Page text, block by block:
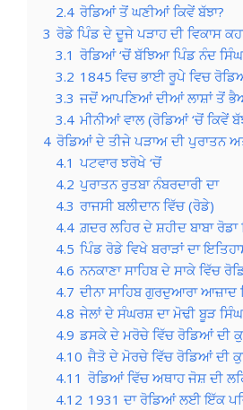
2.4 ਰੋਡਿਆਂ ਤੋਂ ਘਣੀਆਂ ਕਿਵੇਂ ਬੱਝਾ?
3 ਰੋਡੇ ਪਿੰਡ ਦੇ ਦੂਜੇ ਪੜਾਹ ਦੀ ਵਿਕਾਸ
3.1 ਰੋਡਿਆਂ ‘ਚੋਂ ਬੱਝਿਆ ਪਿੰਡ ਨੰਦ
3.2 1845 ਵਿਚ ਭਾਈ ਰੂਪੇ ਵਿਚ
3.3 ਜਦੋਂ ਆਪਣਿਆਂ ਦੀਆਂ ਲਾਸ਼ਾਂ ਤੋਂ
3.4 ਮੀਨੀਆਂ ਵਾਲ (ਰੋਡਿਆਂ ‘ਚੋਂ ਕਿਵੇਂ
4 ਰੋਡਿਆਂ ਦੇ ਤੀਜੇ ਪੜਾਅ ਦੀ ਪੁਰਾਤਨ
4.1 ਪਟਵਾਰ ਝਰੋਖੇ ‘ਚੋਂ
4.2 ਪੁਰਾਤਨ ਰੁਤਬਾ ਨੰਬਰਦਾਰੀ ਦਾ
4.3 ਰਾਜਸੀ ਬਲੀਦਾਨ ਵਿੱਚ (ਰੋਡੇ)
4.4 ਗ਼ਦਰ ਲਹਿਰ ਦੇ ਸ਼ਹੀਦ ਬਾਬਾ ਰੋਡਾ
4.5 ਪਿੰਡ ਰੋਡੇ ਵਿਖੇ ਬਰਾੜਾਂ ਦਾ
4.6 ਨਨਕਾਣਾ ਸਾਹਿਬ ਦੇ ਸਾਕੇ ਵਿੱਚ
4.7 ਦੀਨਾ ਸਾਹਿਬ ਗੁਰਦੁਆਰਾ
4.8 ਜੇਲਾਂ ਦੇ ਸੰਘਰਸ਼ ਦਾ ਮੋਢੀ ਬੂੜ
4.9 ਡਸਕੇ ਦੇ ਮਰੋਚੇ ਵਿੱਚ ਰੋਡਿਆਂ ਦੀ
4.10 ਜੈਤੋ ਦੇ ਮੋਰਚੇ ਵਿੱਚ ਰੋਡਿਆਂ ਦੀ
4.11 ਰੋਡਿਆਂ ਵਿੱਚ ਅਥਾਹ ਜੋਸ਼ ਦੀ
4.12 1931 ਦਾ ਰੋਡਿਆਂ ਲਈ ਇੱਕ